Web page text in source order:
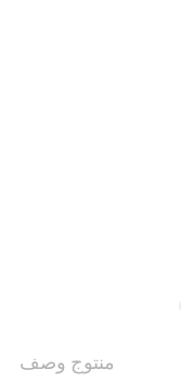
منتوج وصف